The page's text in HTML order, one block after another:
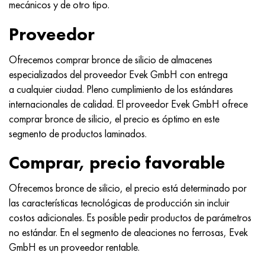
mecánicos y de otro tipo.
Proveedor
Ofrecemos comprar bronce de silicio de almacenes
especializados del proveedor Evek GmbH con entrega
a cualquier ciudad. Pleno cumplimiento de los estándares
internacionales de calidad. El proveedor Evek GmbH ofrece
comprar bronce de silicio, el precio es óptimo en este
segmento de productos laminados.
Comprar, precio favorable
Ofrecemos bronce de silicio, el precio está determinado por
las características tecnológicas de producción sin incluir
costos adicionales. Es posible pedir productos de parámetros
no estándar. En el segmento de aleaciones no ferrosas, Evek
GmbH es un proveedor rentable.
Nimónico 90
Nimónico 263
Haynes 25
Haynes 188
Haynes 230
Hastelloy b2
Hastelloy b3
hastelloy c4
hastelloy c22
tubo de precisión
H70MFV
AM-350 - ams 5548
AM-355 - ams 5547
Custom 450® - uns S45000
Ascoloy griego 418
Tubería resistente a la corrosión
45Х14Н14В2М
50X14MF
65X13
90X18MF
95X18
ac35g2, 36smnpb14, 1.0765
38x2n2ma, 34CrNiMo6, 40NiCrMo7
40hn2ma, 34CrNiMo4, 36hnm
38hs, 37hs
38XA, 37Cr4, AISI 5135
38HN3MFA, 35nicrmov12-5
40G, 40Mn4, AISI 1035
38XM, 42CrMo4, AISI 1.7225
40ХН, 36NiCr6, AISI 3135